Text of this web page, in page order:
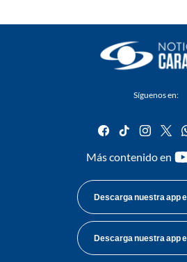
Síguenos en:
facebook
tiktok
Más contenido en
Descarga nuestra app
Descarga nuestra app